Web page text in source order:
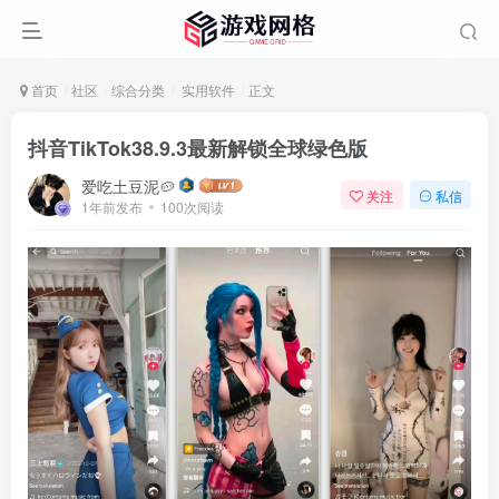
首页 社区 综合分类 实用软件 正文
抖音TikTok38.9.3最新解锁全球绿色版
爱吃土豆泥🥔
1年前发布 100次阅读
关注 私信